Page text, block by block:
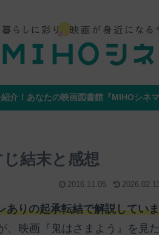
介！あなたの映画図書館『MIHOシネマ
結末と感想
2016.11.05
ありの起承転結で解説していま
、映画『鬼はさまよう』を見た